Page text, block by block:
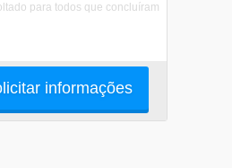
para todos que concluíram
informações